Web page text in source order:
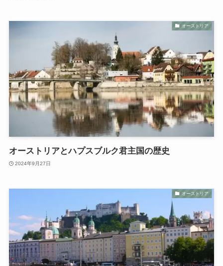
オーストリア
オーストリアとハプスブルク君主国の歴史
2024年9月27日
オーストリア